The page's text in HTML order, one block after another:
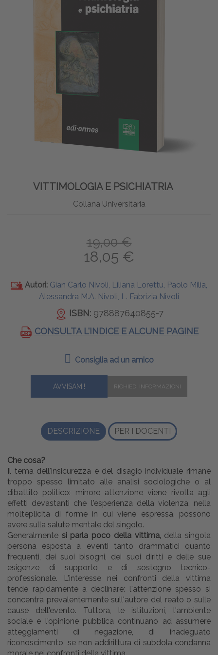
VITTIMOLOGIA E PSICHIATRIA
Collana Universitaria
19,00 €
18,05 €
Autori: Gian Carlo Nivoli, Liliana Lorettu, Paolo Milia,
Alessandra M.A. Nivoli, L. Fabrizia Nivoli
ISBN: 978887640855-7
CONSULTA L'INDICE E ALCUNE PAGINE
Consiglia ad un amico
AVVISAMI!
DESCRIZIONE PER I DOCENTI
Che cosa?
Il tema dell'insicurezza e del disagio individuale rimane
troppo spesso limitato alle analisi sociologiche o al
dibattito politico: minore attenzione viene rivolta agli
effetti devastanti che l'esperienza della violenza, nella
molteplicità di forme in cui viene espressa, possono
avere sulla salute mentale del singolo.
Generalmente si parla poco della vittima, della singola
persona esposta a eventi tanto drammatici quanto
frequenti, dei suoi bisogni, dei suoi diritti e delle sue
esigenze di supporto e di sostegno tecnico-
professionale. L'interesse nei confronti della vittima
tende rapidamente a declinare: l'attenzione spesso si
concentra prevalentemente sull'autore del reato o sulle
cause dell'evento. Tuttora, le istituzioni, l'ambiente
sociale e l'opinione pubblica continuano ad assumere
atteggiamenti di negazione, di inadeguato
riconoscimento, se non addirittura di subdola condanna